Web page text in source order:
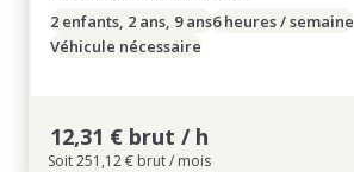
2 enfants, 2 ans, 9 ans6 heures / semaine
Véhicule nécessaire
12,31 € brut / h
Soit 251,12 € brut / mois